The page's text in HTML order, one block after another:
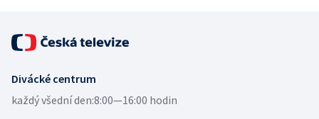
Divácké centrum
každý všední den:8:00—16:00 hodin